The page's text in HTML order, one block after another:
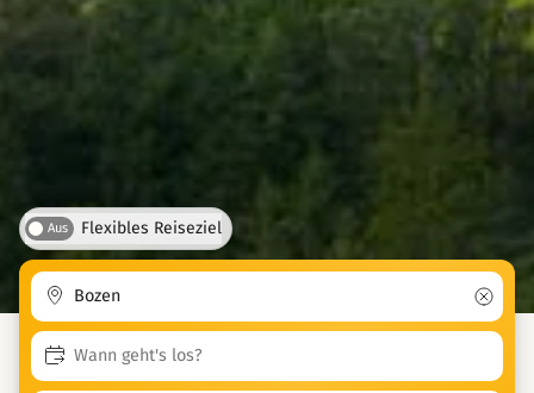
Aus Flexibles Reiseziel